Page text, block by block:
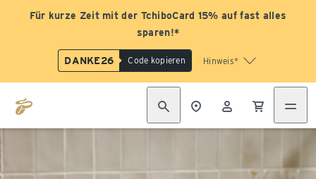
Für kurze Zeit mit der TchiboCard 15% auf fast alles
sparen!*
DANKE26 Code kopieren Hinweis*